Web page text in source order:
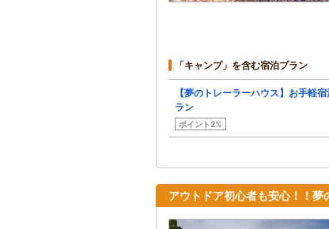
「キャンプ」を含む宿泊プラン
【夢のトレーラーハウス】お手軽
ラン
ポイント2%
アウトドア初心者も安心！！